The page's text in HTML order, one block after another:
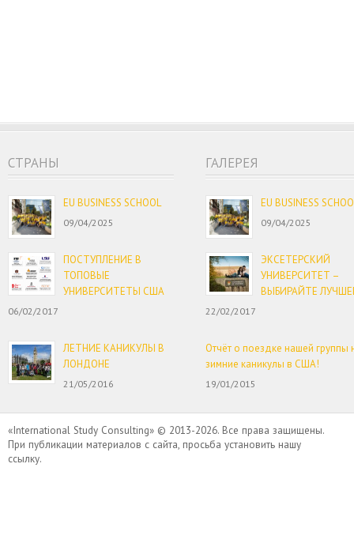
CТРАНЫ
EU BUSINESS SCHOOL
09/04/2025
ПОСТУПЛЕНИЕ В
ТОПОВЫЕ
УНИВЕРСИТЕТЫ США
06/02/2017
ЛЕТНИЕ КАНИКУЛЫ В
ЛОНДОНЕ
21/05/2016
ГАЛЕРЕЯ
EU BUSINESS
09/04/2025
ЭКСЕТЕРСКИЙ
УНИВЕРСИТЕТ –
ВЫБИРАЙТЕ
22/02/2017
Отчёт о поездке нашей группы
зимние каникулы в США!
19/01/2015
«International Study Consulting» © 2013-2026. Все права защищены.
При публикации материалов с сайта, просьба установить нашу
ссылку.